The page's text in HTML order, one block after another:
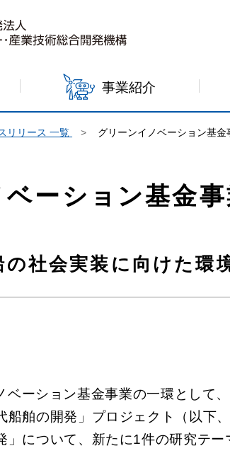
事業紹介
リリース 一覧 グリーンイノベーション基
ーション基金
社会実装に向けた環
ベーション基金事業の一環として
船舶の開発」プロジェクト（以下
」について、新たに1件の研究テー